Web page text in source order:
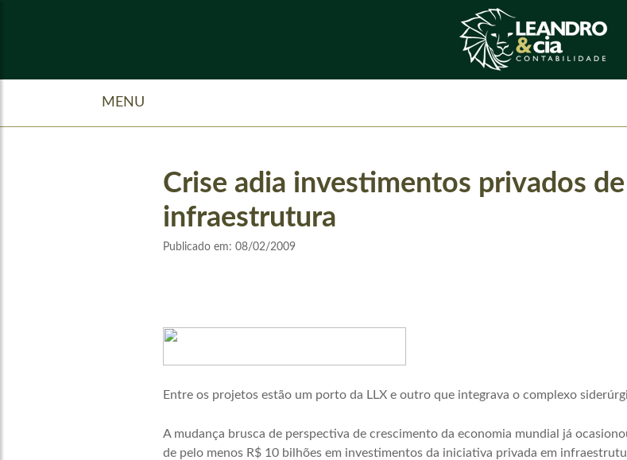
MENU
Crise adia investimentos privados
infraestrutura
Publicado em: 08/02/2009
Entre os projetos estão um porto da LLX e outro que integrava o complexo
A mudança brusca de perspectiva de crescimento da economia mundial já
de pelo menos R$ 10 bilhões em investimentos da iniciativa privada em